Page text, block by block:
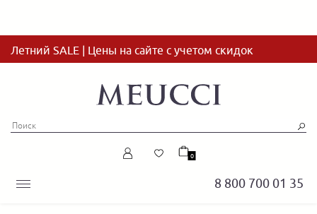
Летний SALE | Цены на сайте с учетом скидок
8 800 700 01 35
0